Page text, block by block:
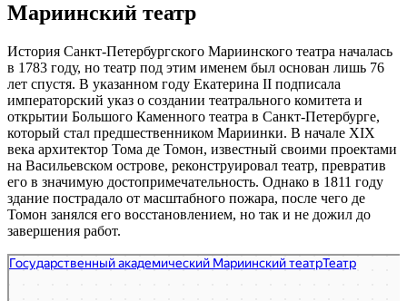
Мариинский театр
История Санкт-Петербургского Мариинского театра началась
в 1783 году, но театр под этим именем был основан лишь 76
лет спустя. В указанном году Екатерина II подписала
императорский указ о создании театрального комитета и
открытии Большого Каменного театра в Санкт-Петербурге,
который стал предшественником Мариинки. В начале XIX
века архитектор Тома де Томон, известный своими проектами
на Васильевском острове, реконструировал театр, превратив
его в значимую достопримечательность. Однако в 1811 году
здание пострадало от масштабного пожара, после чего де
Томон занялся его восстановлением, но так и не дожил до
завершения работ.